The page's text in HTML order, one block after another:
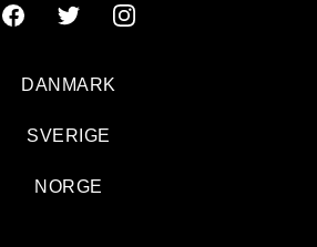
DANMARK
SVERIGE
NORGE